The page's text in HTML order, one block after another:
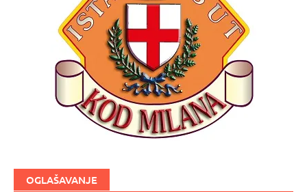
OGLAŠAVANJE